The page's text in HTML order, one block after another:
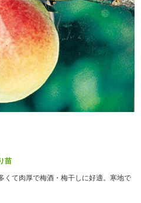
苗
くて肉厚で梅酒・梅干しに好適。寒地で